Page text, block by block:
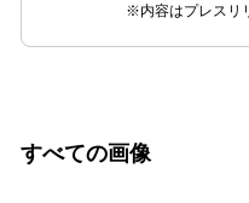
※内容はプレスリ
すべての画像